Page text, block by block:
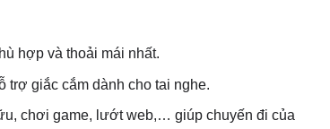
hợp và thoải mái nhất.
trợ giắc cắm dành cho tai nghe.
chơi game, lướt web,… giúp chuyến đi của